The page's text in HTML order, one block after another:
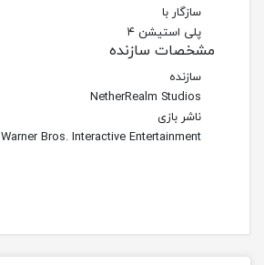
سازگار با
پلی استیشن ۴
مشخصات سازنده
سازنده
NetherRealm Studios
ناشر بازی
Warner Bros. Interactive Entertainment